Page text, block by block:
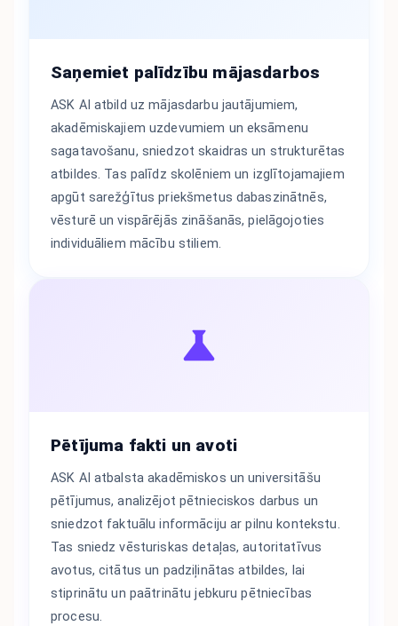
Saņemiet palīdzību mājasdarbos
ASK AI atbild uz mājasdarbu jautājumiem,
akadēmiskajiem uzdevumiem un eksāmenu
sagatavošanu, sniedzot skaidras un strukturētas
atbildes. Tas palīdz skolēniem un izglītojamajiem
apgūt sarežģītus priekšmetus dabaszinātnēs,
vēsturē un vispārējās zināšanās, pielāgojoties
individuāliem mācību stiliem.
Pētījuma fakti un avoti
ASK AI atbalsta akadēmiskos un universitāšu
pētījumus, analizējot pētnieciskos darbus un
sniedzot faktuālu informāciju ar pilnu kontekstu.
Tas sniedz vēsturiskas detaļas, autoritatīvus
avotus, citātus un padziļinātas atbildes, lai
stiprinātu un paātrinātu jebkuru pētniecības
procesu.